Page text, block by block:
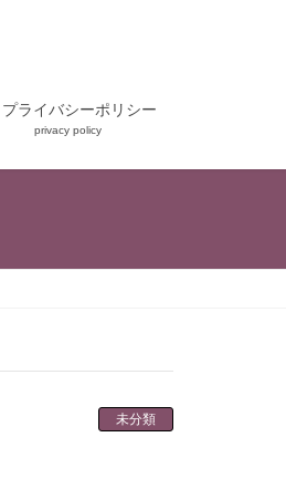
プライバシーポリシー
privacy policy
未分類